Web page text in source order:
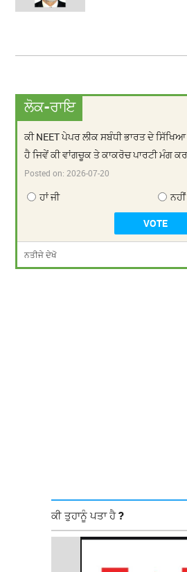
ਲੋਕ-ਰਾਇ
ਕੀ NEET ਪੇਪਰ ਲੀਕ ਸਬੰਧੀ ਭਾਰਤ ਦੇ ਸਿੱਖਿਆ
ਹੈ ਜਿਵੇਂ ਕੀ ਵਾਂਗਚੂਕ ਤੇ ਕਾਕਰੋਚ ਪਾਰਟੀ ਮੰਗ
Posted on:2026-07-20
ਹਾਂ ਜੀ ਨਹੀਂ
ਨਤੀਜੇ ਦੇਖੋ
ਕੀ ਤੁਹਾਨੂੰ ਪਤਾ ਹੈ ?